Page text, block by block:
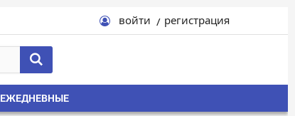
войти регистрация
ЕЖЕДНЕВНЫЕ